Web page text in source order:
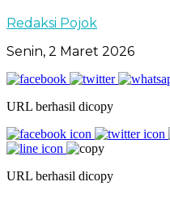
Redaksi Pojok
Senin, 2 Maret 2026
URL berhasil dicopy
URL berhasil dicopy